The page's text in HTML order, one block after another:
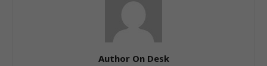
Author On Desk